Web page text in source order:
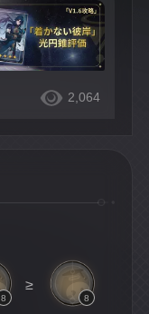
2,064
8
≥
8